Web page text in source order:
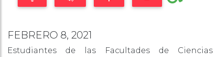
FEBRERO 8, 2021
Estudiantes de las Facultades de Ciencias